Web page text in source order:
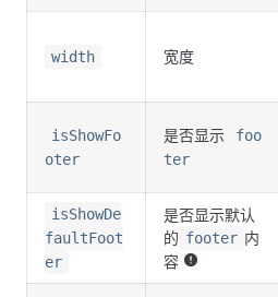
width 宽度
isShowFo
oter
是否显示
foo
ter
isShowDe
faultFoot
er
是否显示默认
的 footer 内
容